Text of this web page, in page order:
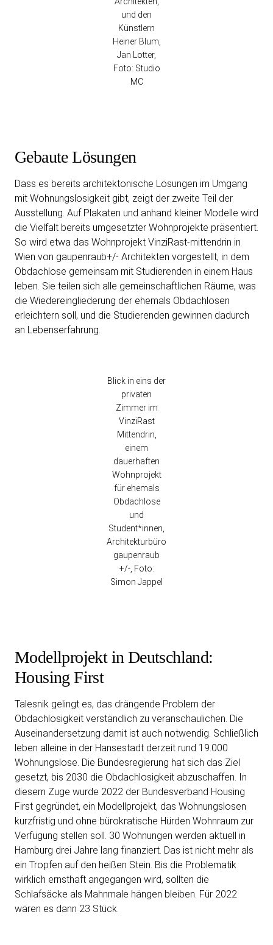
und den
Künstlern
Heiner Blum,
Jan Lotter,
Foto: Studio
MC
Gebaute Lösungen
Dass es bereits architektonische Lösungen im Umgang
mit Wohnungslosigkeit gibt, zeigt der zweite Teil der
Ausstellung. Auf Plakaten und anhand kleiner Modelle wird
die Vielfalt bereits umgesetzter Wohnprojekte präsentiert.
So wird etwa das Wohnprojekt VinziRast-mittendrin in
Wien von gaupenraub+/- Architekten vorgestellt, in dem
Obdachlose gemeinsam mit Studierenden in einem Haus
leben. Sie teilen sich alle gemeinschaftlichen Räume, was
die Wiedereingliederung der ehemals Obdachlosen
erleichtern soll, und die Studierenden gewinnen dadurch
an Lebenserfahrung.
Blick in eins der
privaten
Zimmer im
VinziRast
Mittendrin,
einem
dauerhaften
Wohnprojekt
für ehemals
Obdachlose
und
Student*innen,
Architekturbüro
gaupenraub
+/-, Foto:
Simon Jappel
Modellprojekt in Deutschland:
Housing First
Talesnik gelingt es, das drängende Problem der
Obdachlosigkeit verständlich zu veranschaulichen. Die
Auseinandersetzung damit ist auch notwendig. Schließlich
leben alleine in der Hansestadt derzeit rund 19.000
Wohnungslose. Die Bundesregierung hat sich das Ziel
gesetzt, bis 2030 die Obdachlosigkeit abzuschaffen. In
diesem Zuge wurde 2022 der Bundesverband Housing
First gegründet, ein Modellprojekt, das Wohnungslosen
kurzfristig und ohne bürokratische Hürden Wohnraum zur
Verfügung stellen soll. 30 Wohnungen werden aktuell in
Hamburg drei Jahre lang finanziert. Das ist nicht mehr als
ein Tropfen auf den heißen Stein. Bis die Problematik
wirklich ernsthaft angegangen wird, sollten die
Schlafsäcke als Mahnmale hängen bleiben. Für 2022
wären es dann 23 Stück.